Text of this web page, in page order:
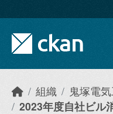
組織
鬼塚電
2023年度自社ビル